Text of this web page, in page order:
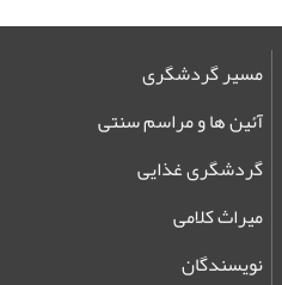
مسیر گردشگری
آئین ها و مراسم سنتی
گردشگری غذایی
میراث کلامی
نویسندگان